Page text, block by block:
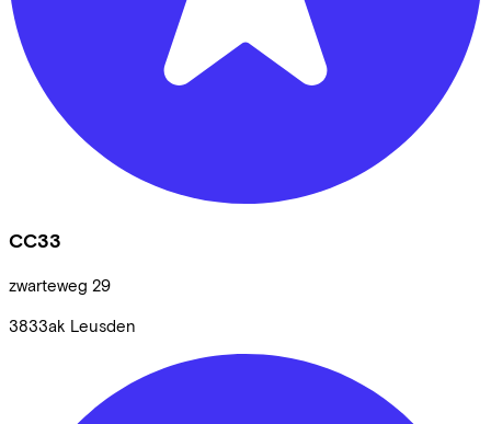
CC33
zwarteweg 29
3833ak Leusden